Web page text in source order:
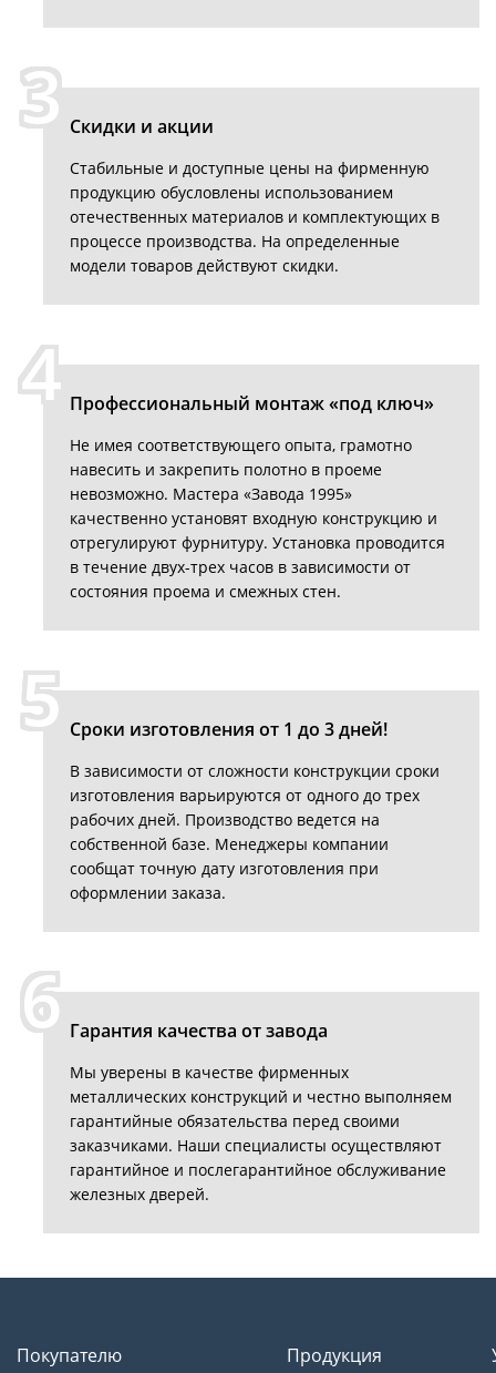
3 Скидки и акции
Стабильные и доступные цены на фирменную
продукцию обусловлены использованием
отечественных материалов и комплектующих в
процессе производства. На определенные
модели товаров действуют скидки.
4 Профессиональный монтаж «под ключ»
Не имея соответствующего опыта, грамотно
навесить и закрепить полотно в проеме
невозможно. Мастера «Завода 1995»
качественно установят входную конструкцию и
отрегулируют фурнитуру. Установка проводится
в течение двух-трех часов в зависимости от
состояния проема и смежных стен.
5 Сроки изготовления от 1 до 3 дней!
В зависимости от сложности конструкции сроки
изготовления варьируются от одного до трех
рабочих дней. Производство ведется на
собственной базе. Менеджеры компании
сообщат точную дату изготовления при
оформлении заказа.
6 Гарантия качества от завода
Мы уверены в качестве фирменных
металлических конструкций и честно выполняем
гарантийные обязательства перед своими
заказчиками. Наши специалисты осуществляют
гарантийное и послегарантийное обслуживание
железных дверей.
Покупателю Продукция